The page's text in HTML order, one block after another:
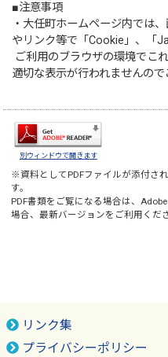
■注意事項
・大任町ホームページ内では
やリンク等で「Cookie」、「
ご利用のブラウザの環境でこ
適切な表示が行われませんので
別ウィンドウで開きます
※資料としてPDFファイルが添付さ
す。
PDF書類をご覧になる場合は、
場合、最新バージョンをご利用くだ
リンク集
プライバシーポリシー